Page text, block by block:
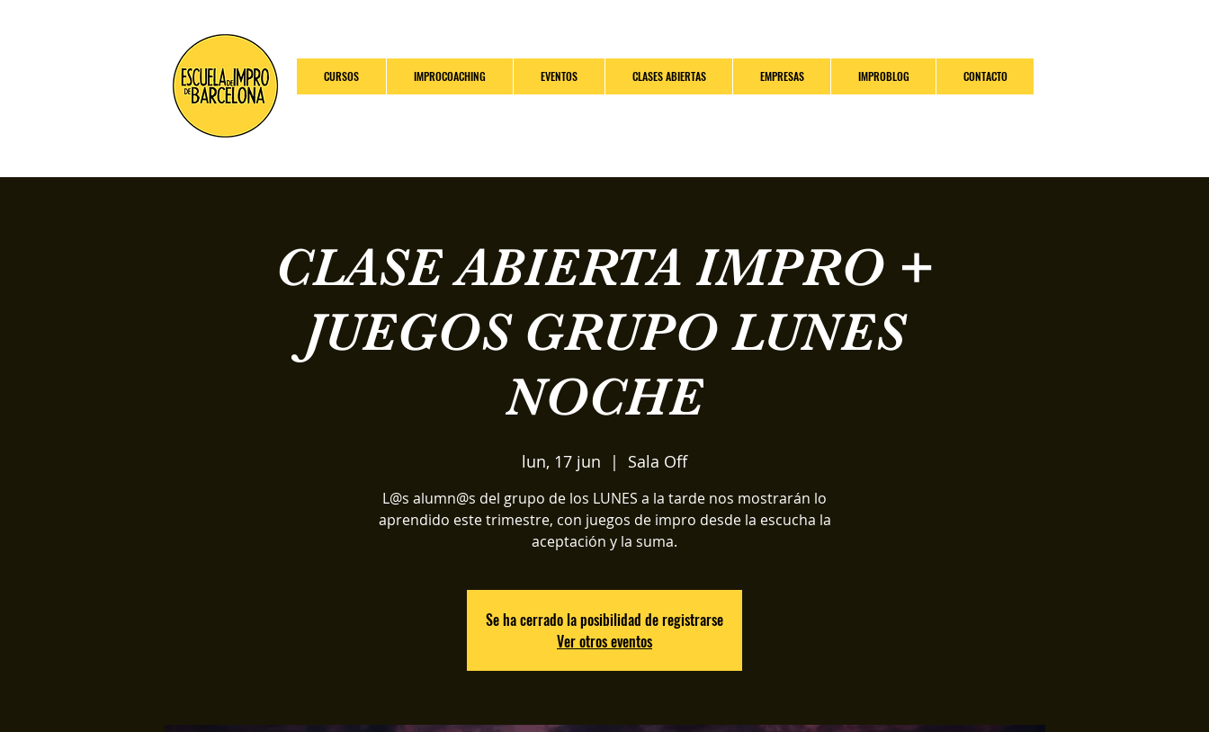
CURSOS IMPROCOACHING EVENTOS CLASES ABIERTAS EMPRESAS IMPROBLOG CONTACTO
CLASE ABIERTA IMPRO +
JUEGOS GRUPO LUNES
NOCHE
lun, 17 jun
  |
Sala Off
L@s alumn@s del grupo de los LUNES a la tarde nos mostrarán lo
aprendido este trimestre, con juegos de impro desde la escucha la
aceptación y la suma.
Se ha cerrado la posibilidad de registrarse
Ver otros eventos